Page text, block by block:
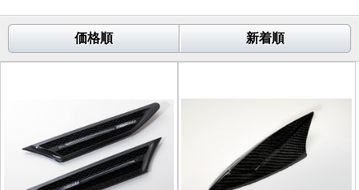
価格順 新着順